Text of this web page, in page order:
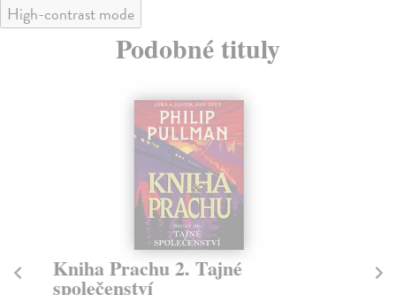
High-contrast mode
Podobné tituly
Kniha Prachu 2. Tajné
společenství